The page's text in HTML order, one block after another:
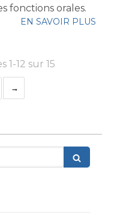
fonctions orales.
EN SAVOIR PLUS
1-12 sur 15